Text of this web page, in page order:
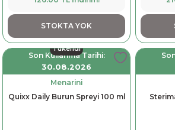
STOKTA YOK
Tükendi
Son Kullanma Tarihi:
30.08.2026
Menarini
Quixx Daily Burun Spreyi 100 ml